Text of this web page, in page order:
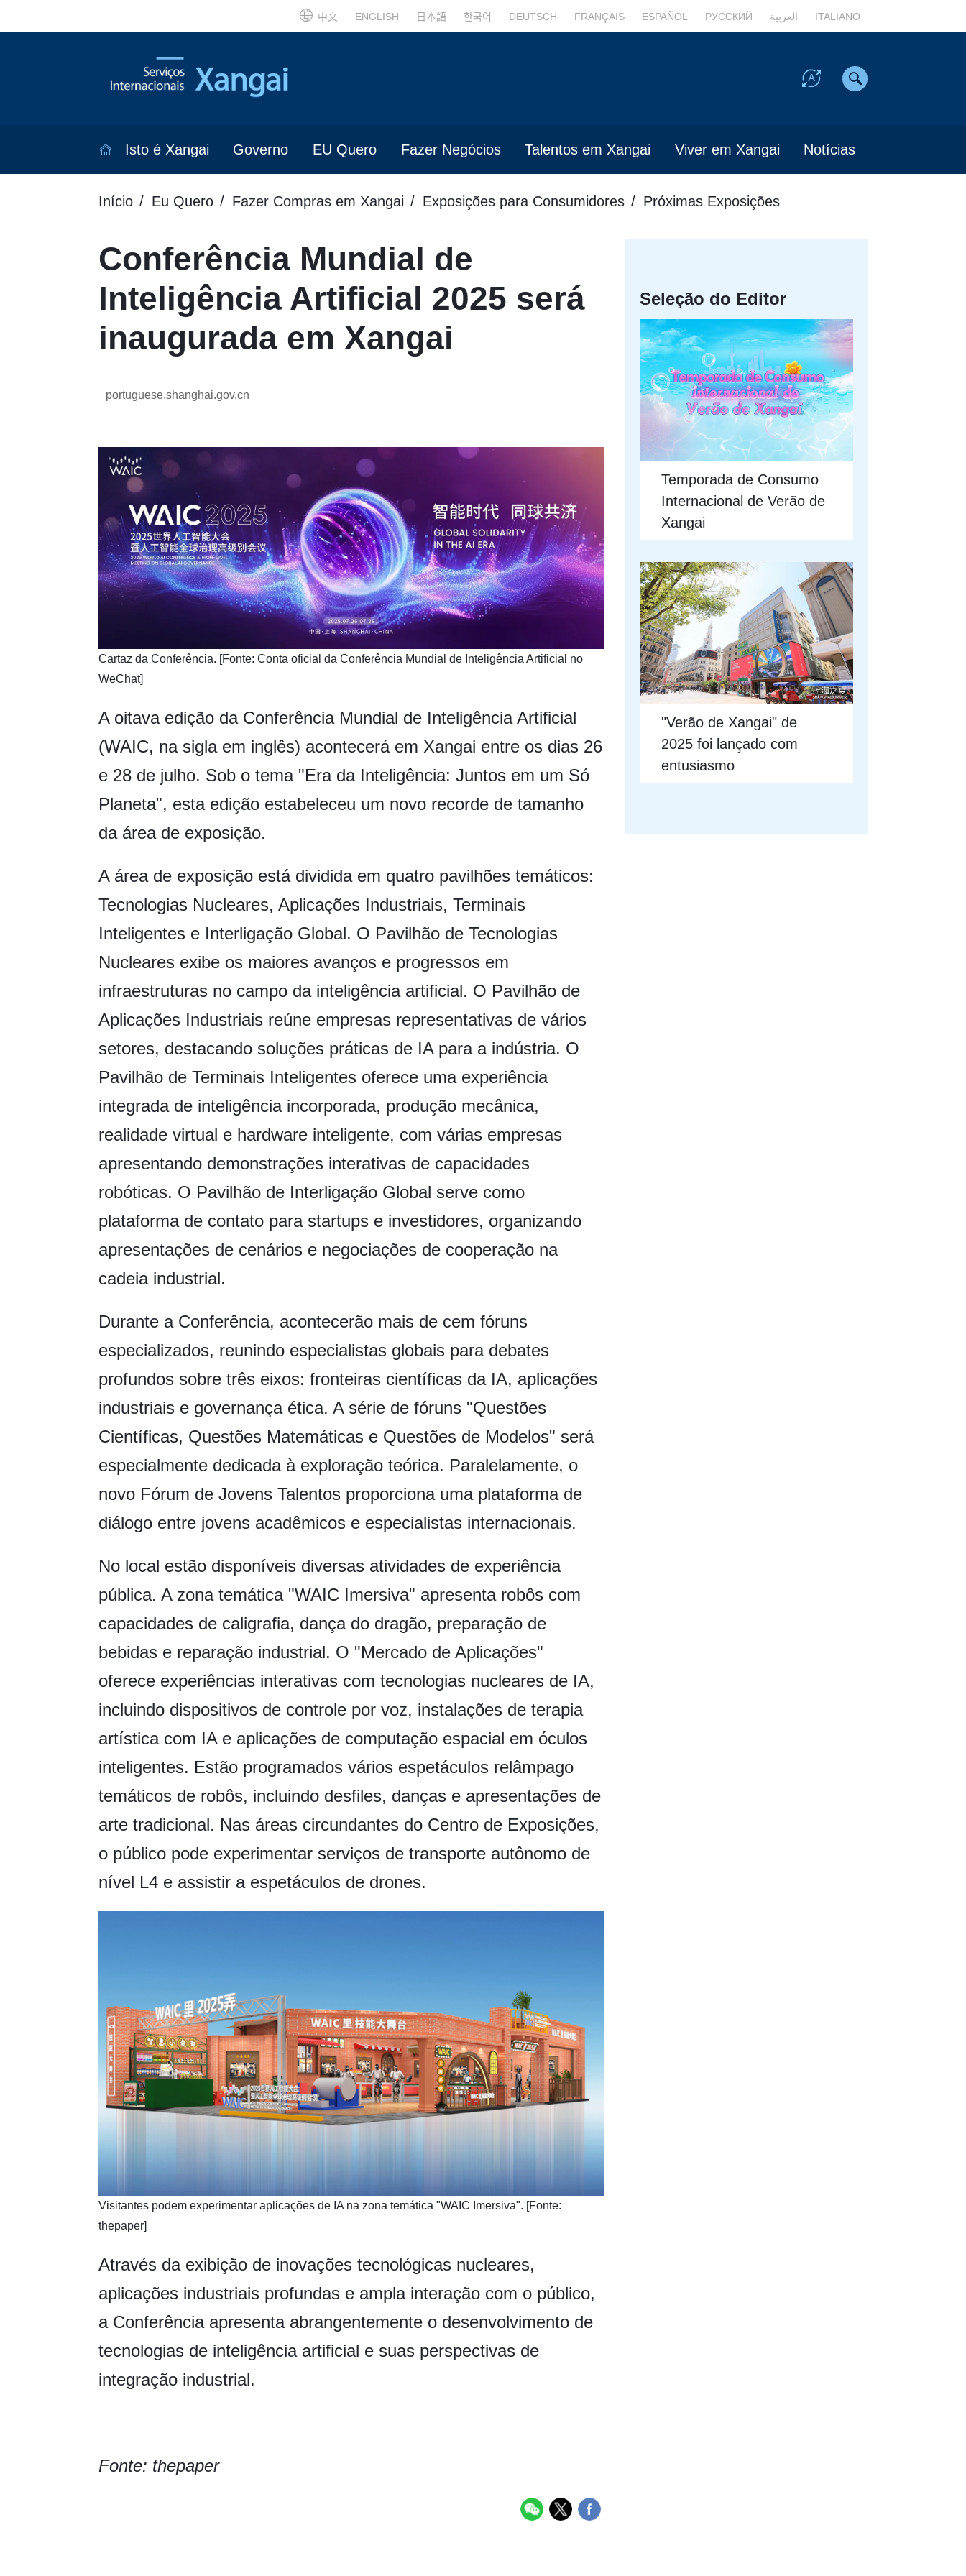
中文 ENGLISH 日本語 한국어 DEUTSCH FRANÇAIS ESPAÑOL РУССКИЙ العربية ITALIANO
Isto é Xangai Governo EU Quero Fazer Negócios Talentos em Xangai Viver em Xangai Notícias
Início Eu Quero Fazer Compras em Xangai Exposições para Consumidores Próximas Exposições
Conferência Mundial de
Inteligência Artificial 2025 será
inaugurada em Xangai
portuguese.shanghai.gov.cn
​Cartaz da Conferência. [Fonte: Conta oficial da Conferência Mundial de Inteligência Artificial no
WeChat]
A oitava edição da Conferência Mundial de Inteligência Artificial
(WAIC, na sigla em inglês) acontecerá em Xangai entre os dias 26
e 28 de julho. Sob o tema "Era da Inteligência: Juntos em um Só
Planeta", esta edição estabeleceu um novo recorde de tamanho
da área de exposição.
A área de exposição está dividida em quatro pavilhões temáticos:
Tecnologias Nucleares, Aplicações Industriais, Terminais
Inteligentes e Interligação Global. O Pavilhão de Tecnologias
Nucleares exibe os maiores avanços e progressos em
infraestruturas no campo da inteligência artificial. O Pavilhão de
Aplicações Industriais reúne empresas representativas de vários
setores, destacando soluções práticas de IA para a indústria. O
Pavilhão de Terminais Inteligentes oferece uma experiência
integrada de inteligência incorporada, produção mecânica,
realidade virtual e hardware inteligente, com várias empresas
apresentando demonstrações interativas de capacidades
robóticas. O Pavilhão de Interligação Global serve como
plataforma de contato para startups e investidores, organizando
apresentações de cenários e negociações de cooperação na
cadeia industrial.
Durante a Conferência, acontecerão mais de cem fóruns
especializados, reunindo especialistas globais para debates
profundos sobre três eixos: fronteiras científicas da IA, aplicações
industriais e governança ética. A série de fóruns "Questões
Científicas, Questões Matemáticas e Questões de Modelos" será
especialmente dedicada à exploração teórica. Paralelamente, o
novo Fórum de Jovens Talentos proporciona uma plataforma de
diálogo entre jovens acadêmicos e especialistas internacionais.
No local estão disponíveis diversas atividades de experiência
pública. A zona temática "WAIC Imersiva" apresenta robôs com
capacidades de caligrafia, dança do dragão, preparação de
bebidas e reparação industrial. O "Mercado de Aplicações"
oferece experiências interativas com tecnologias nucleares de IA,
incluindo dispositivos de controle por voz, instalações de terapia
artística com IA e aplicações de computação espacial em óculos
inteligentes. Estão programados vários espetáculos relâmpago
temáticos de robôs, incluindo desfiles, danças e apresentações de
arte tradicional. Nas áreas circundantes do Centro de Exposições,
o público pode experimentar serviços de transporte autônomo de
nível L4 e assistir a espetáculos de drones.
​Visitantes podem experimentar aplicações de IA na zona temática "WAIC Imersiva". [Fonte:
thepaper]
Através da exibição de inovações tecnológicas nucleares,
aplicações industriais profundas e ampla interação com o público,
a Conferência apresenta abrangentemente o desenvolvimento de
tecnologias de inteligência artificial e suas perspectivas de
integração industrial.
Fonte: thepaper
Seleção do Editor
Temporada de Consumo
Internacional de Verão de
Xangai
"Verão de Xangai" de
2025 foi lançado com
entusiasmo